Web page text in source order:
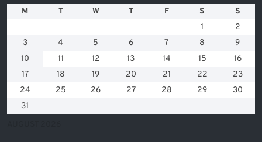
M T W T F S
S
1
2
3
4 5 6 7 8
9
10
11 12 13 14 15
16
17
18 19 20 21 22
23
24
25 26 27 28 29
30
31